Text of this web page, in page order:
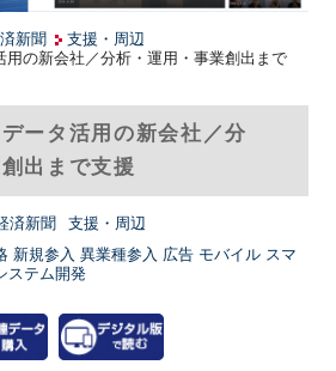
新聞
支援・周辺
用の新会社／分析・運用・事業創出まで
ータ活用の新会社／分
出まで支援
済新聞
支援・周辺
新規参入 異業種参入 広告 モバイル スマ
ステム開発